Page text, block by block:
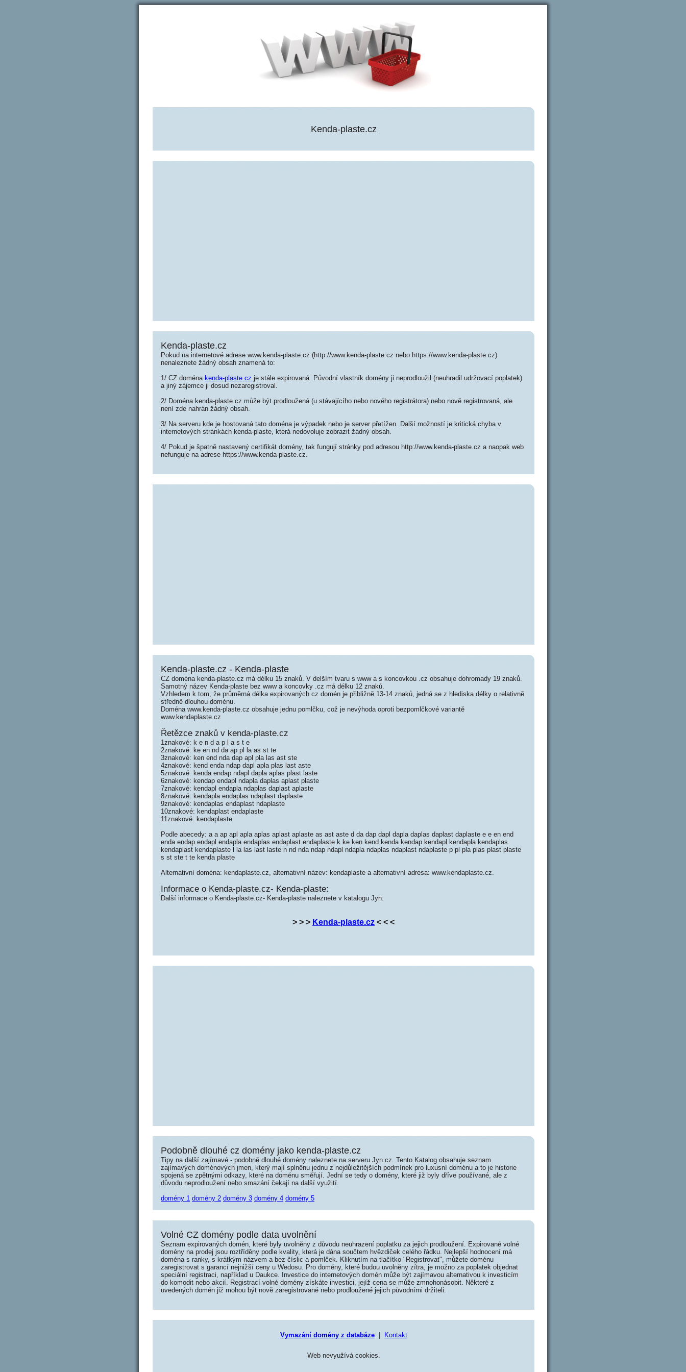
Kenda-plaste.cz
Kenda-plaste.cz
Pokud na internetové adrese www.kenda-plaste.cz (http://www.kenda-plaste.cz nebo https://www.kenda-plaste.cz)
nenaleznete žádný obsah znamená to:
1/ CZ doména kenda-plaste.cz je stále expirovaná. Původní vlastník domény ji neprodloužil (neuhradil udržovací poplatek)
a jiný zájemce ji dosud nezaregistroval.
2/ Doména kenda-plaste.cz může být prodloužená (u stávajícího nebo nového registrátora) nebo nově registrovaná, ale
není zde nahrán žádný obsah.
3/ Na serveru kde je hostovaná tato doména je výpadek nebo je server přetížen. Další možností je kritická chyba v
internetových stránkách kenda-plaste, která nedovoluje zobrazit žádný obsah.
4/ Pokud je špatně nastavený certifikát domény, tak fungují stránky pod adresou http://www.kenda-plaste.cz a naopak web
nefunguje na adrese https://www.kenda-plaste.cz.
Kenda-plaste.cz - Kenda-plaste
CZ doména kenda-plaste.cz má délku 15 znaků. V delším tvaru s www a s koncovkou .cz obsahuje dohromady 19 znaků.
Samotný název Kenda-plaste bez www a koncovky .cz má délku 12 znaků.
Vzhledem k tom, že průměrná délka expirovaných cz domén je přibližně 13-14 znaků, jedná se z hlediska délky o relativně
středně dlouhou doménu.
Doména www.kenda-plaste.cz obsahuje jednu pomlčku, což je nevýhoda oproti bezpomlčkové variantě
www.kendaplaste.cz
Řetězce znaků v kenda-plaste.cz
1znakové: k e n d a p l a s t e
2znakové: ke en nd da ap pl la as st te
3znakové: ken end nda dap apl pla las ast ste
4znakové: kend enda ndap dapl apla plas last aste
5znakové: kenda endap ndapl dapla aplas plast laste
6znakové: kendap endapl ndapla daplas aplast plaste
7znakové: kendapl endapla ndaplas daplast aplaste
8znakové: kendapla endaplas ndaplast daplaste
9znakové: kendaplas endaplast ndaplaste
10znakové: kendaplast endaplaste
11znakové: kendaplaste
Podle abecedy: a a ap apl apla aplas aplast aplaste as ast aste d da dap dapl dapla daplas daplast daplaste e e en end
enda endap endapl endapla endaplas endaplast endaplaste k ke ken kend kenda kendap kendapl kendapla kendaplas
kendaplast kendaplaste l la las last laste n nd nda ndap ndapl ndapla ndaplas ndaplast ndaplaste p pl pla plas plast plaste
s st ste t te kenda plaste
Alternativní doména: kendaplaste.cz, alternativní název: kendaplaste a alternativní adresa: www.kendaplaste.cz.
Informace o Kenda-plaste.cz- Kenda-plaste:
Další informace o Kenda-plaste.cz- Kenda-plaste naleznete v katalogu Jyn:
> > > Kenda-plaste.cz < < <
Podobně dlouhé cz domény jako kenda-plaste.cz
Tipy na další zajímavé - podobně dlouhé domény naleznete na serveru Jyn.cz. Tento Katalog obsahuje seznam
zajímavých doménových jmen, který mají splněnu jednu z nejdůležitějších podmínek pro luxusní doménu a to je historie
spojená se zpětnými odkazy, které na doménu směřují. Jední se tedy o domény, které již byly dříve používané, ale z
důvodu neprodloužení nebo smazání čekají na další využití.
domény 1 domény 2 domény 3 domény 4 domény 5
Volné CZ domény podle data uvolnění
Seznam expirovaných domén, které byly uvolněny z důvodu neuhrazení poplatku za jejich prodloužení. Expirované volné
domény na prodej jsou roztříděny podle kvality, která je dána součtem hvězdiček celého řádku. Nejlepší hodnocení má
doména s ranky, s krátkým názvem a bez číslic a pomlček. Kliknutím na tlačítko "Registrovat", můžete doménu
zaregistrovat s garancí nejnižší ceny u Wedosu. Pro domény, které budou uvolněny zítra, je možno za poplatek objednat
speciální registraci, například u Daukce. Investice do internetových domén může být zajímavou alternativou k investicím
do komodit nebo akcií. Registrací volné domény získáte investici, jejíž cena se může zmnohonásobit. Některé z
uvedených domén již mohou být nově zaregistrované nebo prodloužené jejich původními držiteli.
Vymazání domény z databáze| Kontakt
Web nevyužívá cookies.